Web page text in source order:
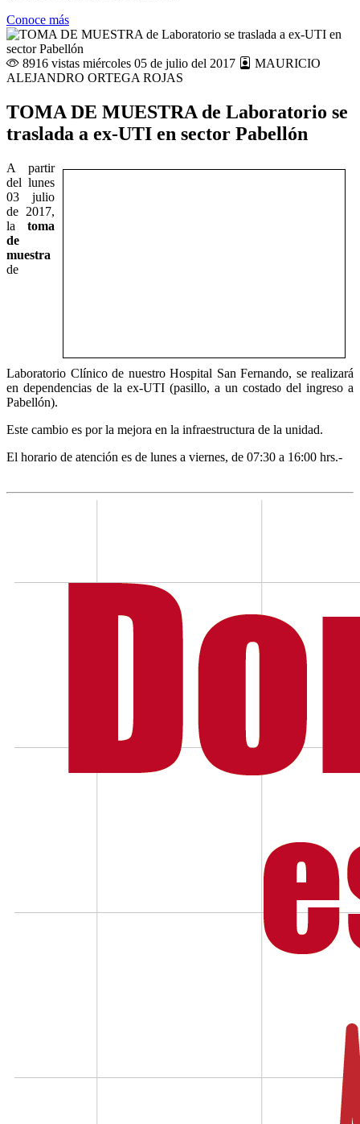
Conoce más
8916 vistas miércoles 05 de julio del 2017
MAURICIO
ALEJANDRO ORTEGA ROJAS
TOMA DE MUESTRA de Laboratorio se
traslada a ex-UTI en sector Pabellón
A partir
del lunes
03 julio
de 2017,
la toma
de
muestra
de
Laboratorio Clínico de nuestro Hospital San Fernando, se realizará
en dependencias de la ex-UTI (pasillo, a un costado del ingreso a
Pabellón).
Este cambio es por la mejora en la infraestructura de la unidad.
El horario de atención es de lunes a viernes, de 07:30 a 16:00 hrs.-